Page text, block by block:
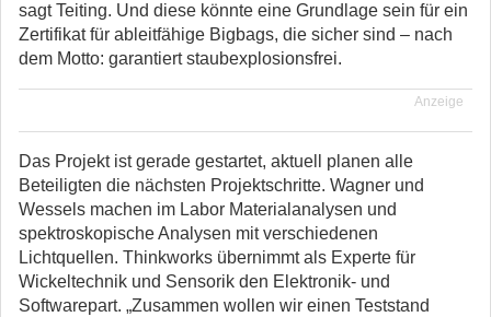
sagt Teiting. Und diese könnte eine Grundlage sein für ein
Zertifikat für ableitfähige Bigbags, die sicher sind – nach
dem Motto: garantiert staubexplosionsfrei.
Anzeige
Das Projekt ist gerade gestartet, aktuell planen alle
Beteiligten die nächsten Projektschritte. Wagner und
Wessels machen im Labor Materialanalysen und
spektroskopische Analysen mit verschiedenen
Lichtquellen. Thinkworks übernimmt als Experte für
Wickeltechnik und Sensorik den Elektronik- und
Softwarepart. „Zusammen wollen wir einen Teststand